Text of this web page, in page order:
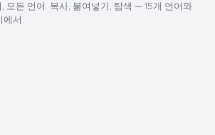
모든 언어. 복사, 붙여넣기, 탐색 — 15개 언어와
에서.